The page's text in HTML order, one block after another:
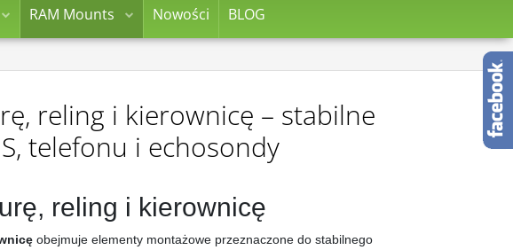
RAM Mounts Nowości BLOG
reling i kierownicę – stabilne
telefonu i echosondy
reling i kierownicę
obejmuje elementy montażowe przeznaczone do stabilnego